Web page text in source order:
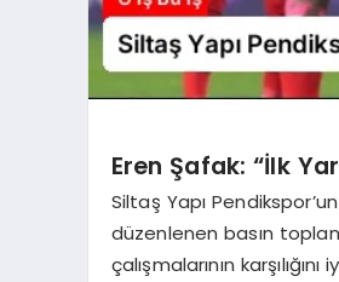
Eren Şafak: “İlk
Siltaş Yapı
düzenlenen basın
çalışmalarının